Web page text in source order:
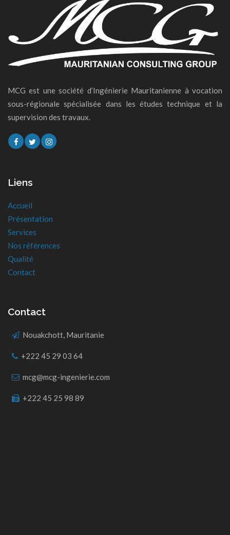
MCG est une société d’Ingénierie Mauritanienne à vocation
sous-régionale spécialisée dans les études technique et la
supervision des travaux.
Liens
Accueil
Présentation
Services
Nos références
Qualité
Contact
Contact
Nouakchott, Mauritanie
+222 45 29 03 64
mcg@mcg-ingenierie.com
+222 45 25 98 89